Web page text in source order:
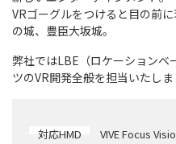
VRゴーグルをつけると目の前
の城、豊臣大坂城。
弊社ではLBE（ロケーションベ
ツのVR開発全般を担当いたしま
対応HMD VIVE Focus